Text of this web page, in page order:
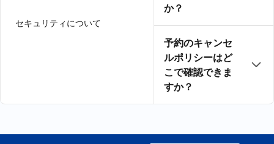
セキュリティについて
か？
予約のキャンセ
ルポリシーはど
こで確認できま
すか？